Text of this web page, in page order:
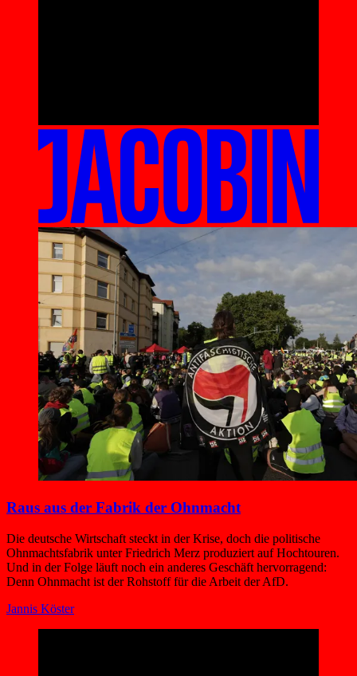
Raus aus der Fabrik der Ohnmacht
Die deutsche Wirtschaft steckt in der Krise, doch die politische
Ohnmachtsfabrik unter Friedrich Merz produziert auf Hochtouren.
Und in der Folge läuft noch ein anderes Geschäft hervorragend:
Denn Ohnmacht ist der Rohstoff für die Arbeit der AfD.
Jannis Köster